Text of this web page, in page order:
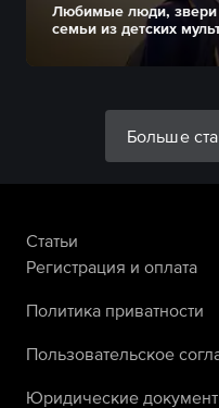
Любимые люди,
семьи из детских
Больше
Статьи
Регистрация и оплата
Политика приватности
Пользовательское
Юридические